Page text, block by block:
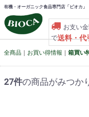
有機・オーガニック食品専門店「ビオカ」
お支い
で送料・代
全商品 お買い得情報 箱買い
27件の商品がみつか